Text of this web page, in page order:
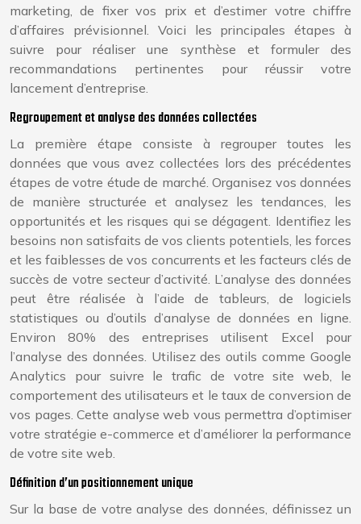
marketing, de fixer vos prix et d’estimer votre chiffre
d’affaires prévisionnel. Voici les principales étapes à
suivre pour réaliser une synthèse et formuler des
recommandations pertinentes pour réussir votre
lancement d’entreprise.
Regroupement et analyse des données collectées
La première étape consiste à regrouper toutes les
données que vous avez collectées lors des précédentes
étapes de votre étude de marché. Organisez vos données
de manière structurée et analysez les tendances, les
opportunités et les risques qui se dégagent. Identifiez les
besoins non satisfaits de vos clients potentiels, les forces
et les faiblesses de vos concurrents et les facteurs clés de
succès de votre secteur d’activité. L’analyse des données
peut être réalisée à l’aide de tableurs, de logiciels
statistiques ou d’outils d’analyse de données en ligne.
Environ 80% des entreprises utilisent Excel pour
l’analyse des données. Utilisez des outils comme Google
Analytics pour suivre le trafic de votre site web, le
comportement des utilisateurs et le taux de conversion de
vos pages. Cette analyse web vous permettra d’optimiser
votre stratégie e-commerce et d’améliorer la performance
de votre site web.
Définition d’un positionnement unique
Sur la base de votre analyse des données, définissez un